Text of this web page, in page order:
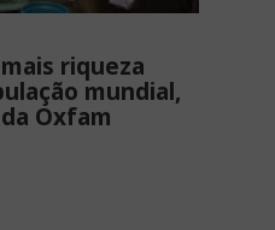
riqueza
mundial,
Oxfam